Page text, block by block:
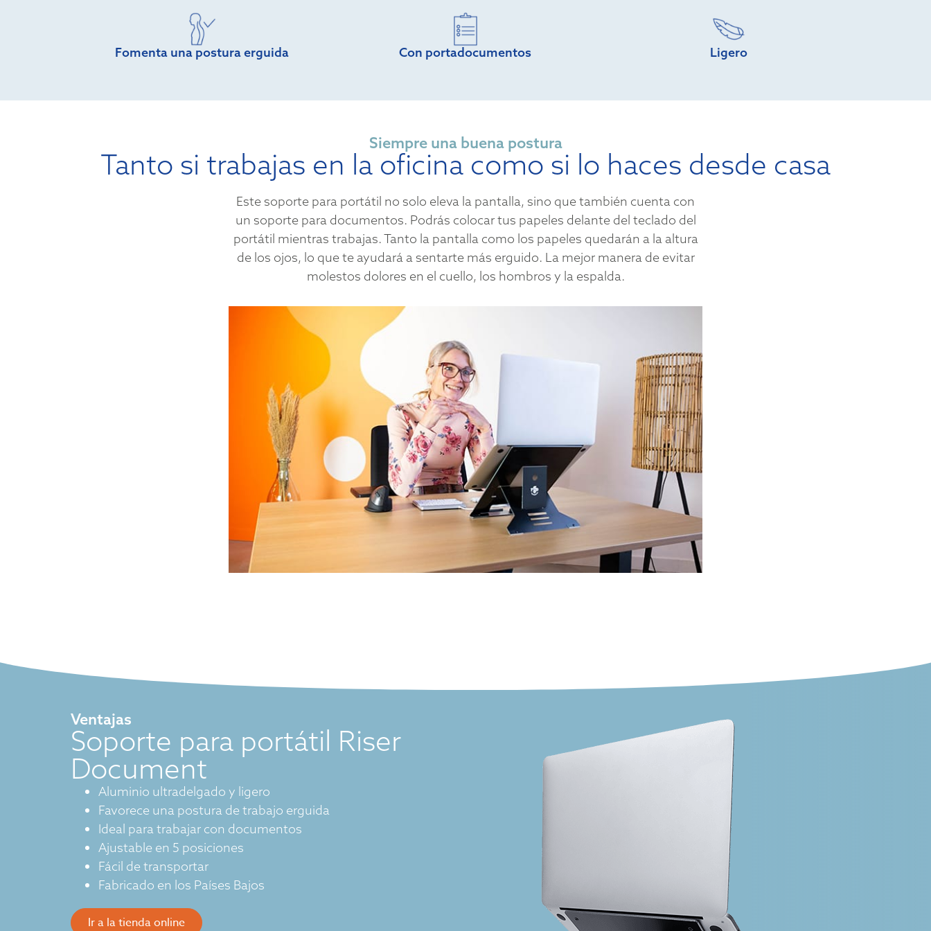
Fomenta una postura erguida Con portadocumentos Ligero
Siempre una buena postura
Tanto si trabajas en la oficina como si lo haces desde casa
Este soporte para portátil no solo eleva la pantalla, sino que también cuenta con
un soporte para documentos. Podrás colocar tus papeles delante del teclado del
portátil mientras trabajas. Tanto la pantalla como los papeles quedarán a la altura
de los ojos, lo que te ayudará a sentarte más erguido. La mejor manera de evitar
molestos dolores en el cuello, los hombros y la espalda.
Ventajas
Soporte para portátil Riser
Document
Aluminio ultradelgado y ligero
Favorece una postura de trabajo erguida
Ideal para trabajar con documentos
Ajustable en 5 posiciones
Fácil de transportar
Fabricado en los Países Bajos
Ir a la tienda online